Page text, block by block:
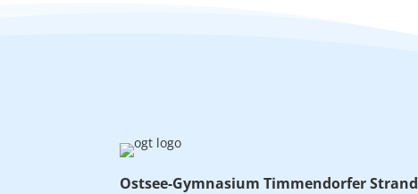
Ostsee-Gymnasium Timmendorfer Strand